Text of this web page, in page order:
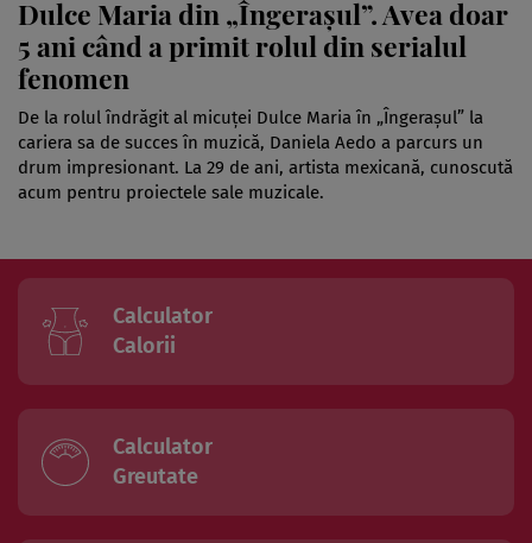
Dulce Maria din „Îngerașul”. Avea doar
5 ani când a primit rolul din serialul
fenomen
De la rolul îndrăgit al micuței Dulce Maria în „Îngerașul” la
cariera sa de succes în muzică, Daniela Aedo a parcurs un
drum impresionant. La 29 de ani, artista mexicană, cunoscută
acum pentru proiectele sale muzicale.
Calculator
Calorii
Calculator
Greutate